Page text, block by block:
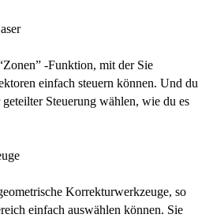
-Funktion, mit der Sie
einfach steuern können. Und du
Steuerung wählen, wie du es
Korrekturwerkzeuge, so
einfach auswählen können. Sie